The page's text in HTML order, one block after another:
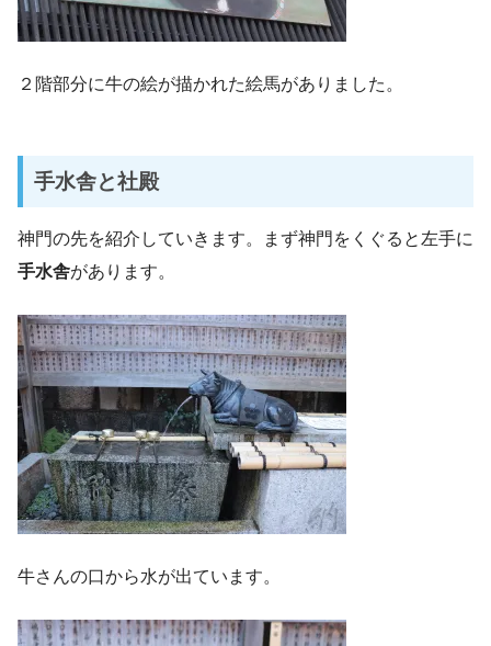
２階部分に牛の絵が描かれた絵馬がありました。
手水舎と社殿
神門の先を紹介していきます。まず神門をくぐると左手に
手水舎があります。
牛さんの口から水が出ています。